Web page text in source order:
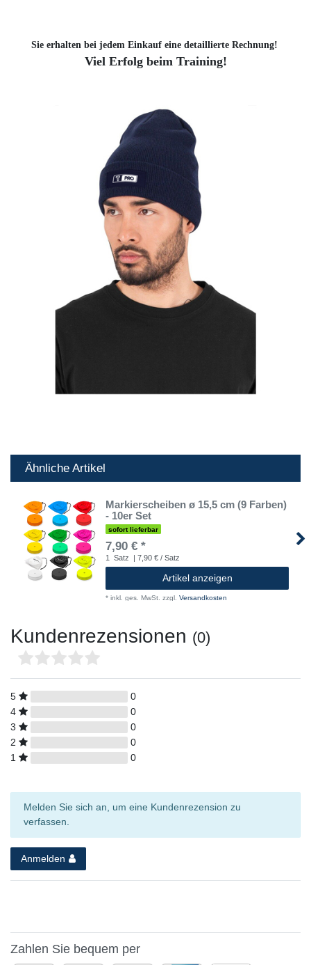
Sie erhalten bei jedem Einkauf eine detaillierte Rechnung!
Viel Erfolg beim Training!
Ähnliche Artikel
Markierscheiben ø 15,5 cm (9 Farben)
- 10er Set
sofort lieferbar
7,90 € *
1 Satz | 7,90 € / Satz
Artikel anzeigen
* inkl. ges. MwSt. zzgl. Versandkosten
Kundenrezensionen (0)
5
0
4
0
3
0
2
0
1
0
Melden Sie sich an, um eine Kundenrezension zu
verfassen.
Anmelden
Zahlen Sie bequem per